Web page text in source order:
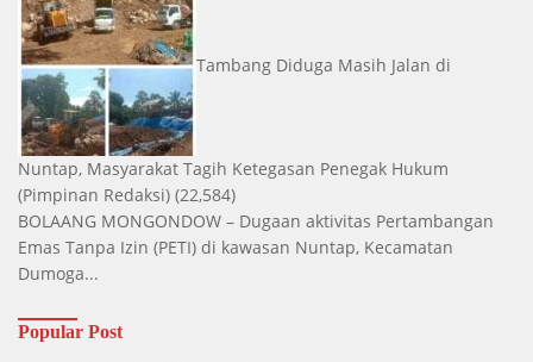
Tambang Diduga Masih Jalan di
Nuntap, Masyarakat Tagih Ketegasan Penegak Hukum
(Pimpinan Redaksi) (22,584)
BOLAANG MONGONDOW – Dugaan aktivitas Pertambangan
Emas Tanpa Izin (PETI) di kawasan Nuntap, Kecamatan
Dumoga...
Popular Post